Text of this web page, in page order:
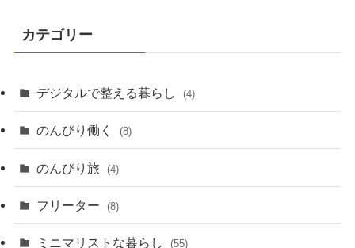
カテゴリー
デジタルで整える暮らし (4)
のんびり働く (8)
のんびり旅 (4)
フリーター (8)
ミニマリストな暮らし (55)